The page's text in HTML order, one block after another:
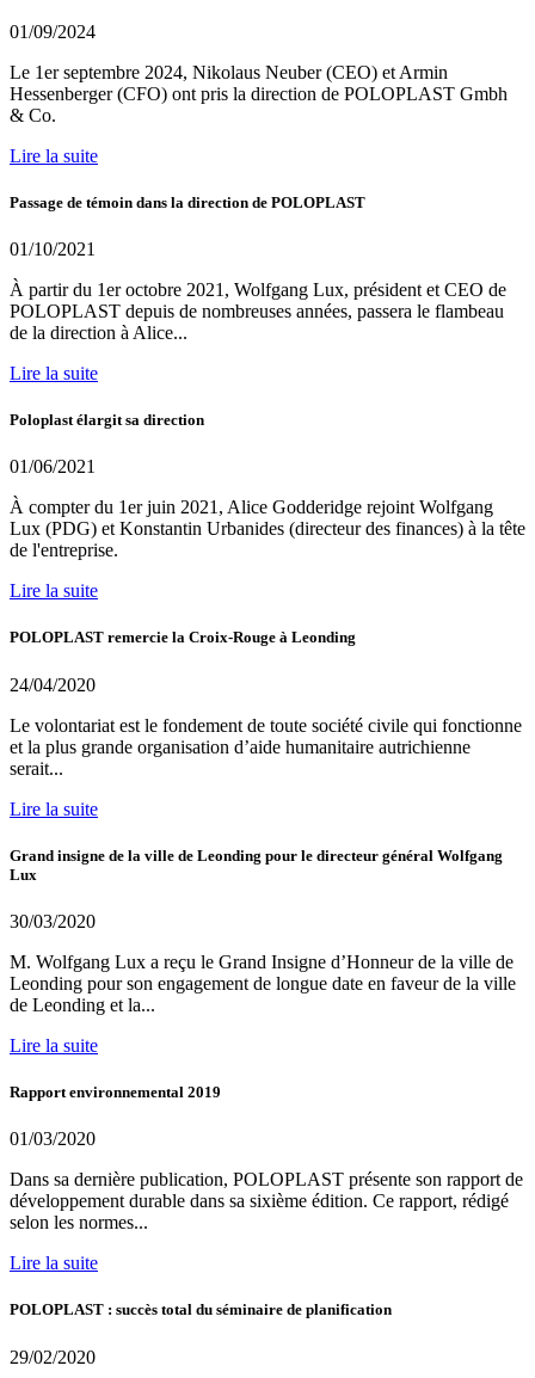
01/09/2024
Le 1er septembre 2024, Nikolaus Neuber (CEO) et Armin
Hessenberger (CFO) ont pris la direction de POLOPLAST Gmbh
& Co.
Lire la suite
Passage de témoin dans la direction de POLOPLAST
01/10/2021
À partir du 1er octobre 2021, Wolfgang Lux, président et CEO de
POLOPLAST depuis de nombreuses années, passera le flambeau
de la direction à Alice...
Lire la suite
Poloplast élargit sa direction
01/06/2021
À compter du 1er juin 2021, Alice Godderidge rejoint Wolfgang
Lux (PDG) et Konstantin Urbanides (directeur des finances) à la tête
de l'entreprise.
Lire la suite
POLOPLAST remercie la Croix-Rouge à Leonding
24/04/2020
Le volontariat est le fondement de toute société civile qui fonctionne
et la plus grande organisation d’aide humanitaire autrichienne
serait...
Lire la suite
Grand insigne de la ville de Leonding pour le directeur général Wolfgang
Lux
30/03/2020
M. Wolfgang Lux a reçu le Grand Insigne d’Honneur de la ville de
Leonding pour son engagement de longue date en faveur de la ville
de Leonding et la...
Lire la suite
Rapport environnemental 2019
01/03/2020
Dans sa dernière publication, POLOPLAST présente son rapport de
développement durable dans sa sixième édition. Ce rapport, rédigé
selon les normes...
Lire la suite
POLOPLAST : succès total du séminaire de planification
29/02/2020